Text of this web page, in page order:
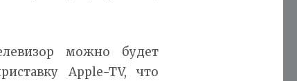
можно будет
Apple-TV, что